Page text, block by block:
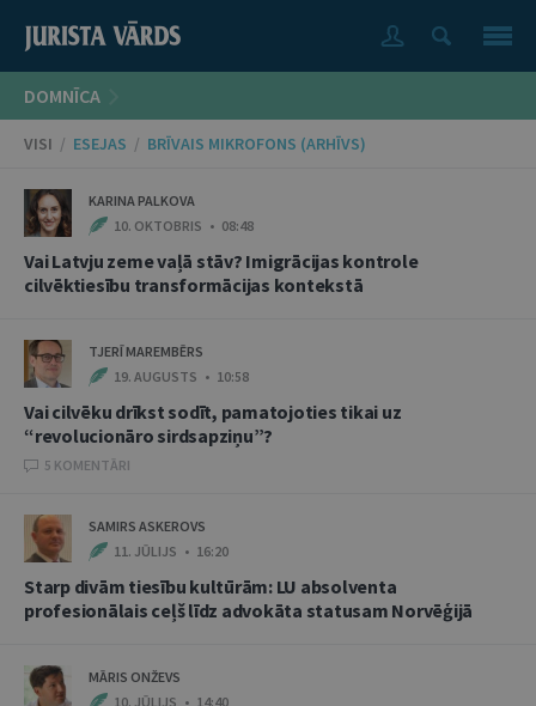
DOMNĪCA
VISI / ESEJAS / BRĪVAIS MIKROFONS (ARHĪVS)
KARINA PALKOVA
10. OKTOBRIS • 08:48
Vai Latvju zeme vaļā stāv? Imigrācijas kontrole
cilvēktiesību transformācijas kontekstā
TJERĪ MAREMBĒRS
19. AUGUSTS • 10:58
Vai cilvēku drīkst sodīt, pamatojoties tikai uz
“revolucionāro sirdsapziņu”?
5 KOMENTĀRI
SAMIRS ASKEROVS
11. JŪLIJS • 16:20
Starp divām tiesību kultūrām: LU absolventa
profesionālais ceļš līdz advokāta statusam Norvēģijā
MĀRIS ONŽEVS
10. JŪLIJS • 14:40